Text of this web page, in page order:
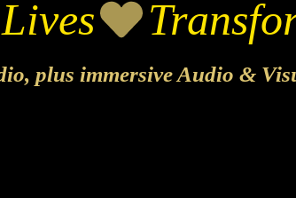
plus immersive Audio &